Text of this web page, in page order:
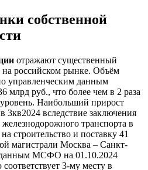
собственной
отражают существенный
российском рынке. Объём
управленческим данным
млрд руб., что более чем в 2 раза
Наибольший прирост
3кв2024 вследствие заключения
транспорта в
строительство и поставку 41
магистрали Москва – Санкт-
МСФО на 01.10.2024
3-му месту в